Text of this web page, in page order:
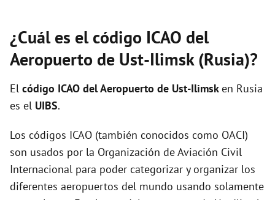
¿Cuál es el código ICAO del
Aeropuerto de Ust-Ilimsk (Rusia)?
El código ICAO delAeropuerto de Ust-Ilimsken Rusia
es el UIBS.
Los códigos ICAO (también conocidos como OACI)
son usados por la Organización de Aviación Civil
Internacional para poder categorizar y organizar los
diferentes aeropuertos del mundo usando solamente